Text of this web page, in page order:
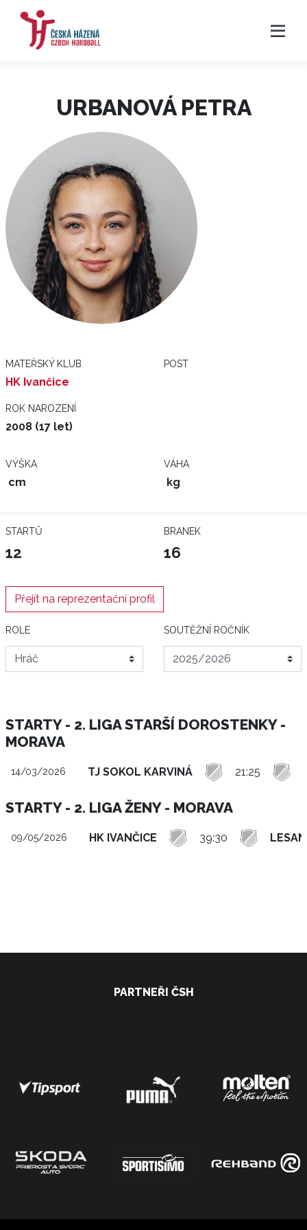
URBANOVÁ PETRA
MATEŘSKÝ KLUB
HK Ivančice
POST
ROK NAROZENÍ
2008 (17 let)
VÝŠKA
cm
VÁHA
kg
STARTŮ
12
BRANEK
16
Přejít na reprezentační profil
ROLE SOUTĚŽNÍ ROČNÍK
STARTY - 2. LIGA STARŠÍ DOROSTENKY -
MORAVA
14/03/2026 TJ SOKOL KARVINÁ 21:25
STARTY - 2. LIGA ŽENY - MORAVA
09/05/2026 HK IVANČICE 39:30
PARTNEŘI ČSH